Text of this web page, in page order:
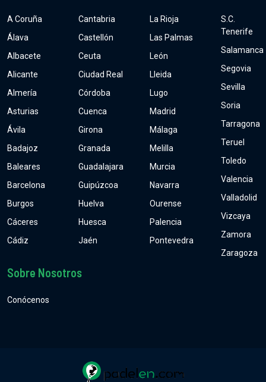
A Coruña
Álava
Albacete
Alicante
Almería
Asturias
Ávila
Badajoz
Baleares
Barcelona
Burgos
Cáceres
Cádiz
Cantabria
Castellón
Ceuta
Ciudad Real
Córdoba
Cuenca
Girona
Granada
Guadalajara
Guipúzcoa
Huelva
Huesca
Jaén
La Rioja
Las Palmas
León
Lleida
Lugo
Madrid
Málaga
Melilla
Murcia
Navarra
Ourense
Palencia
Pontevedra
S.C.
Tenerife
Salamanca
Segovia
Sevilla
Soria
Tarragona
Teruel
Toledo
Valencia
Valladolid
Vizcaya
Zamora
Zaragoza
Sobre Nosotros
Conócenos